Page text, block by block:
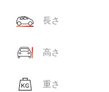
長さ
高さ
重さ